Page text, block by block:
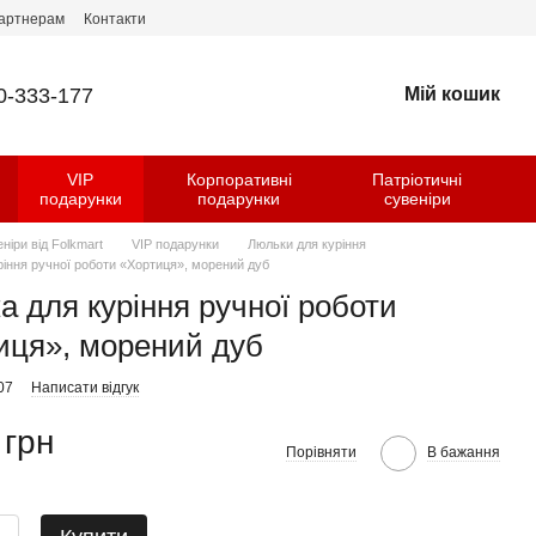
Контакти
333-177 Мій кошик
VIP
подарунки
Корпоративні
подарунки
Патріотичні
сувеніри
від Folkmart VIP подарунки
Люльки для куріння
ручної роботи «Хортиця», морений дуб
для куріння ручної роботи
морений дуб
Написати відгук
Порівняти В бажання